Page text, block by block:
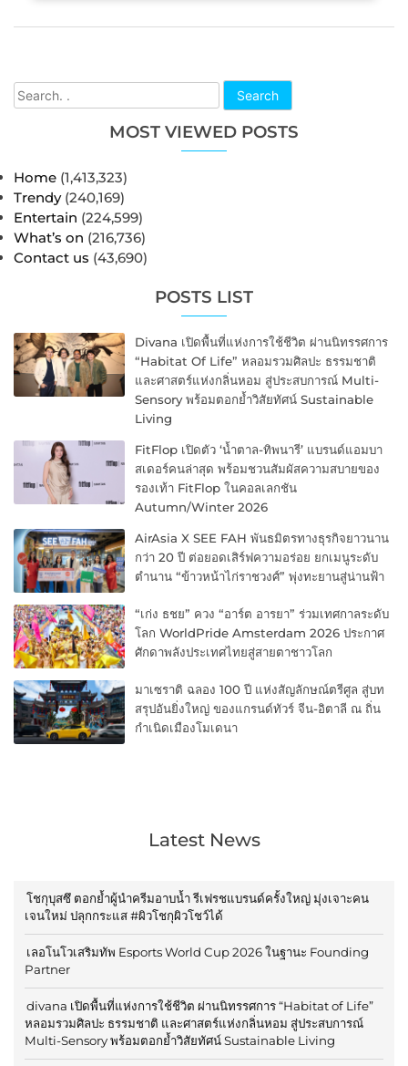
Search
MOST VIEWED POSTS
Home (1,413,323)
Trendy (240,169)
Entertain (224,599)
What’s on (216,736)
Contact us (43,690)
POSTS LIST
Divana เปิดพื้นที่แห่งการใช้ชีวิต ผ่านนิทรรศการ
“Habitat Of Life” หลอมรวมศิลปะ ธรรมชาติ
และศาสตร์แห่งกลิ่นหอม สู่ประสบการณ์ Multi-
Sensory พร้อมตอกย้ำวิสัยทัศน์ Sustainable
Living
FitFlop เปิดตัว ‘น้ำตาล-ทิพนารี’ แบรนด์แอมบา
สเดอร์คนล่าสุด พร้อมชวนสัมผัสความสบายของ
รองเท้า FitFlop ในคอลเลกชัน
Autumn/Winter 2026
AirAsia X SEE FAH พันธมิตรทางธุรกิจยาวนาน
กว่า 20 ปี ต่อยอดเสิร์ฟความอร่อย ยกเมนูระดับ
ตำนาน “ข้าวหน้าไก่ราชวงศ์” พุ่งทะยานสู่น่านฟ้า
“เก่ง ธชย” ควง “อาร์ต อารยา” ร่วมเทศกาลระดับ
โลก WorldPride Amsterdam 2026 ประกาศ
ศักดาพลังประเทศไทยสู่สายตาชาวโลก
มาเซราติ ฉลอง 100 ปี แห่งสัญลักษณ์ตรีศูล สู่บท
สรุปอันยิ่งใหญ่ ของแกรนด์ทัวร์ จีน-อิตาลี ณ ถิ่น
กำเนิดเมืองโมเดนา
Latest News
โชกุบุสซึ ตอกย้ำผู้นำครีมอาบน้ำ รีเฟรชแบรนด์ครั้งใหญ่ มุ่งเจาะคน
เจนใหม่ ปลุกกระแส #ผิวโชกุผิวโชว์ได้
เลอโนโวเสริมทัพ Esports World Cup 2026 ในฐานะ Founding
Partner
divana เปิดพื้นที่แห่งการใช้ชีวิต ผ่านนิทรรศการ “Habitat of Life”
หลอมรวมศิลปะ ธรรมชาติ และศาสตร์แห่งกลิ่นหอม สู่ประสบการณ์
Multi-Sensory พร้อมตอกย้ำวิสัยทัศน์ Sustainable Living